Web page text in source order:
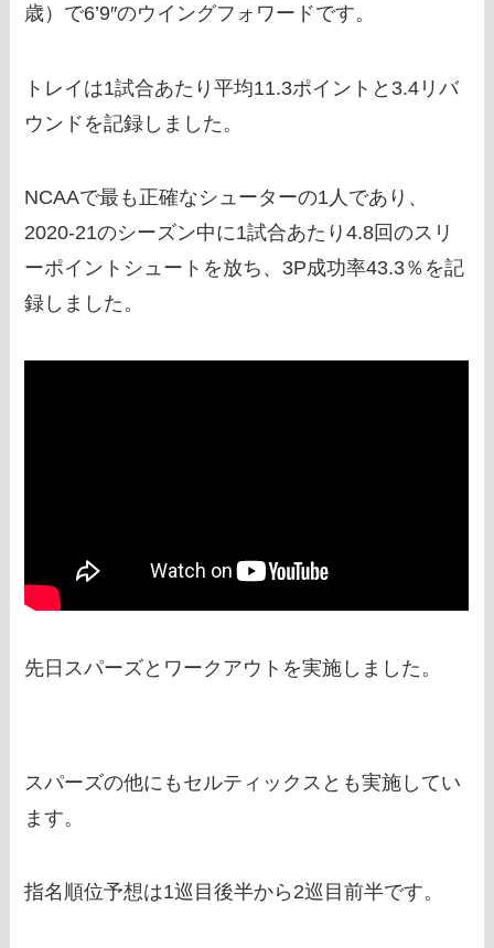
歳）で6’9″のウイングフォワードです。
トレイは1試合あたり平均11.3ポイントと3.4リバ
ウンドを記録しました。
NCAAで最も正確なシューターの1人であり、
2020-21のシーズン中に1試合あたり4.8回のスリ
ーポイントシュートを放ち、3P成功率43.3％を記
録しました。
先日スパーズとワークアウトを実施しました。
スパーズの他にもセルティックスとも実施してい
ます。
指名順位予想は1巡目後半から2巡目前半です。